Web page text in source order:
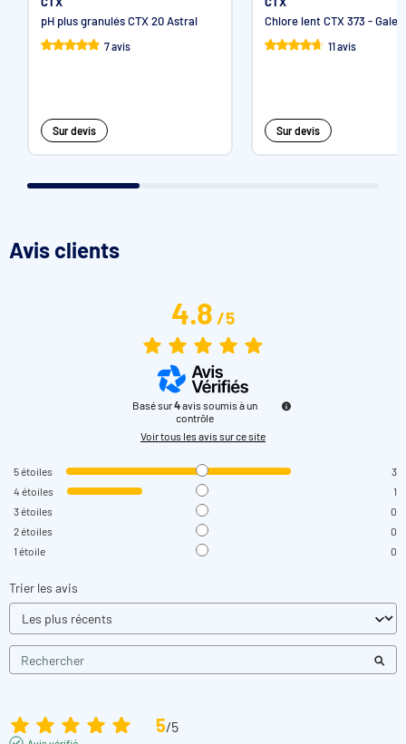
pH (1% 20°C) < 8,5
pH plus granulés CTX 20 Astral
7 avis
Sur devis
Chlore lent CTX 373 -
11 avis
Sur devis
Avis clients
4.8/5
Basé sur4avis soumis à un
contrôle
Voir tous les avis sur ce site
5étoiles
3
4 étoiles
1
3étoiles
0
2étoiles
0
1 étoile 0
Trier les avis
5/5